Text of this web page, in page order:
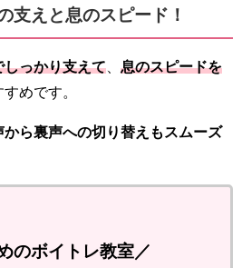
支えと息のスピード！
しっかり支えて
息のスピードを
めです。
から裏声への切り替えもスムーズ
のボイトレ教室／